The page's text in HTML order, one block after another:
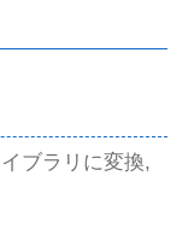
ブラリに変換,